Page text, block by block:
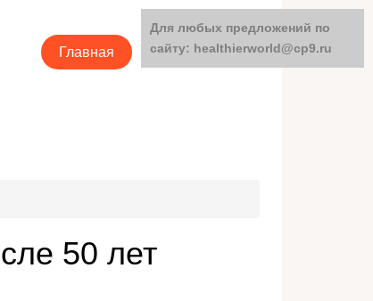
Главная Категории
50 лет
Для любых предложений по
сайту: healthierworld@cp9.ru